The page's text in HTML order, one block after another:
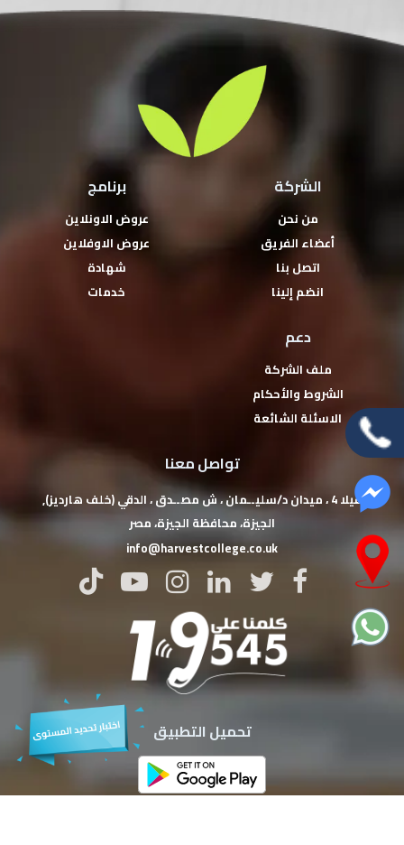
الشركة
من نحن
أعضاء الفريق
اتصل بنا
انضم إلينا
برنامج
عروض الاونلاين
عروض الاوفلاين
شهادة
خدمات
دعم
ملف الشركة
الشروط والأحكام
الاسئلة الشائعة
تواصل معنا
فيلا 4 ، ميدان د/سليــمان ، ش مصــدق ، الدقي (خلف هارديز),
‏الجيزة‏، ‏محافظة الجيزة‏، ‏مصر‏
info@harvestcollege.co.uk
تحميل التطبيق